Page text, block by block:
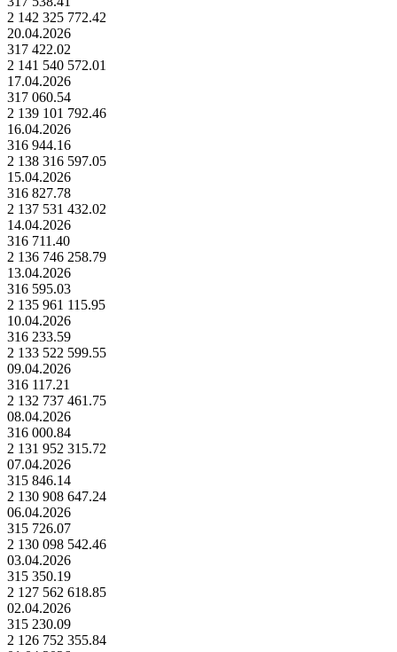
2 142 325 772.42
20.04.2026
317 422.02
2 141 540 572.01
17.04.2026
317 060.54
2 139 101 792.46
16.04.2026
316 944.16
2 138 316 597.05
15.04.2026
316 827.78
2 137 531 432.02
14.04.2026
316 711.40
2 136 746 258.79
13.04.2026
316 595.03
2 135 961 115.95
10.04.2026
316 233.59
2 133 522 599.55
09.04.2026
316 117.21
2 132 737 461.75
08.04.2026
316 000.84
2 131 952 315.72
07.04.2026
315 846.14
2 130 908 647.24
06.04.2026
315 726.07
2 130 098 542.46
03.04.2026
315 350.19
2 127 562 618.85
02.04.2026
315 230.09
2 126 752 355.84